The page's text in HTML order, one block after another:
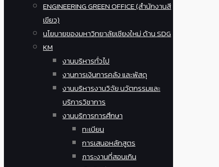
ENGINEERING GREEN OFFICE (สำนักงานสี
เขียว)
นโยบายของมหาวิทยาลัยเชียงใหม่ ด้าน SDG
KM
งานบริหารทั่วไป
งานการเงินการคลัง และพัสดุ
งานบริหารงานวิจัย นวัตกรรมและ
บริการวิชาการ
งานบริการการศึกษา
ทะเบียน
การเสนอหลักสูตร
ภาระงานที่สอนเกิน